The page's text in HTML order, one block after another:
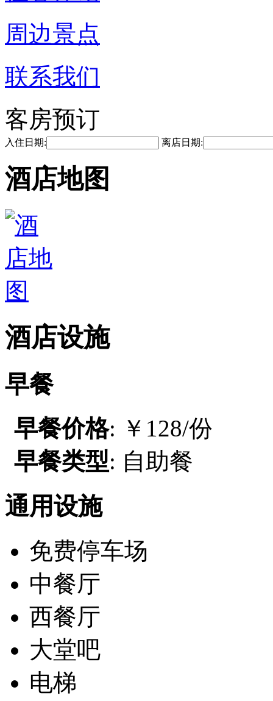
周边景点
联系我们
客房预订
入住日期: 离店日期:
酒店地图
酒店设施
早餐
早餐价格: ￥128/份
早餐类型: 自助餐
通用设施
免费停车场
中餐厅
西餐厅
大堂吧
电梯